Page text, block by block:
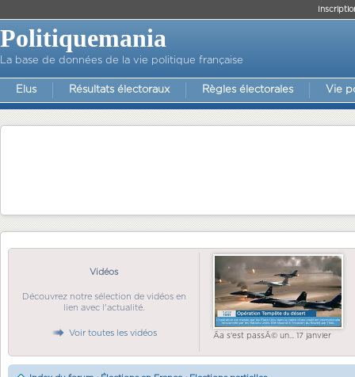
Politiquemania
La base de données de la vie politique française
Elus Résultats électoraux Règles électorales Vie
Vidéos
Découvrez notre sélection de vidéos en
lien avec l'actualité.
Voir toutes les vidéos Ãa s'est passÃ© un... 17 janvier